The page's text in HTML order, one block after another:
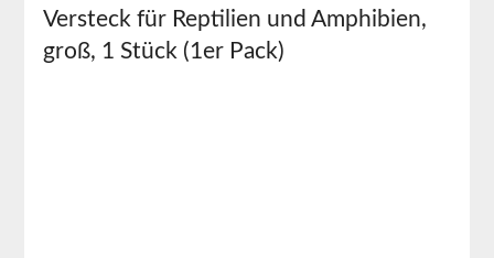
Versteck für ‍Reptilien und Amphibien,
groß, 1 Stück ‌(1er Pack)